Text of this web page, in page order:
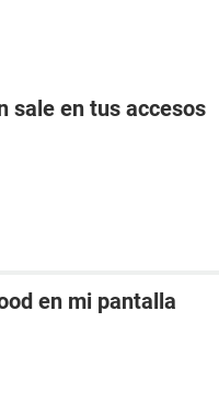
sale en tus accesos
en mi pantalla